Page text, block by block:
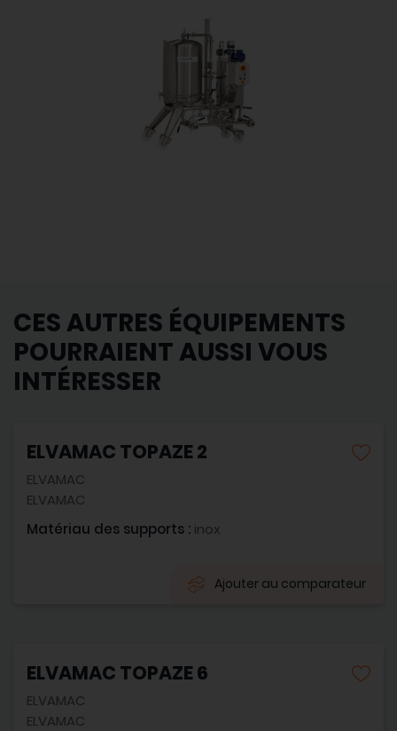
CES AUTRES ÉQUIPEMENTS
POURRAIENT AUSSI VOUS
INTÉRESSER
ELVAMAC TOPAZE 2
ELVAMAC
ELVAMAC
Matériau des supports : inox
Ajouter au comparateur
ELVAMAC TOPAZE 6
ELVAMAC
ELVAMAC